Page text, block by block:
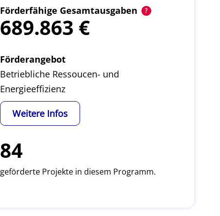
Förderfähige Gesamtausgaben
689.863
Förderangebot
Betriebliche Ressoucen- und
Energieeffizienz
Weitere Infos
84
geförderte Projekte in diesem Programm.